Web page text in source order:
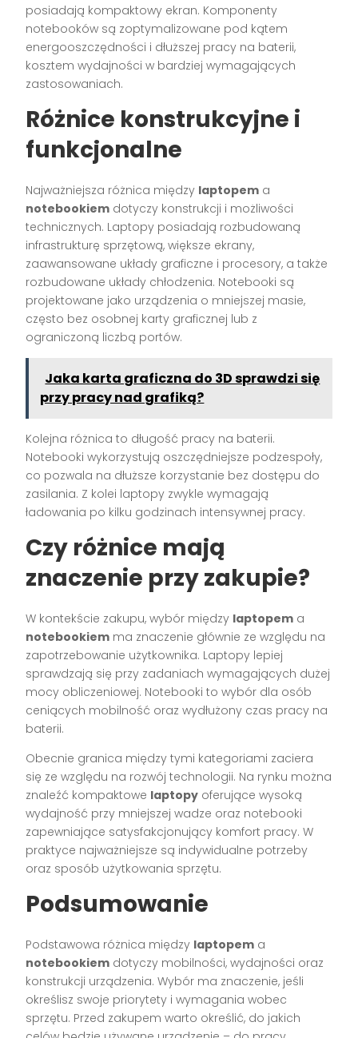
posiadają kompaktowy ekran. Komponenty
notebooków są zoptymalizowane pod kątem
energooszczędności i dłuższej pracy na baterii,
kosztem wydajności w bardziej wymagających
zastosowaniach.
Różnice konstrukcyjne i
funkcjonalne
Najważniejsza różnica między laptopem a
notebookiem dotyczy konstrukcji i możliwości
technicznych. Laptopy posiadają rozbudowaną
infrastrukturę sprzętową, większe ekrany,
zaawansowane układy graficzne i procesory, a także
rozbudowane układy chłodzenia. Notebooki są
projektowane jako urządzenia o mniejszej masie,
często bez osobnej karty graficznej lub z
ograniczoną liczbą portów.
Jaka karta graficzna do 3D sprawdzi się
przy pracy nad grafiką?
Kolejna różnica to długość pracy na baterii.
Notebooki wykorzystują oszczędniejsze podzespoły,
co pozwala na dłuższe korzystanie bez dostępu do
zasilania. Z kolei laptopy zwykle wymagają
ładowania po kilku godzinach intensywnej pracy.
Czy różnice mają
znaczenie przy zakupie?
W kontekście zakupu, wybór między laptopem a
notebookiem ma znaczenie głównie ze względu na
zapotrzebowanie użytkownika. Laptopy lepiej
sprawdzają się przy zadaniach wymagających dużej
mocy obliczeniowej. Notebooki to wybór dla osób
ceniących mobilność oraz wydłużony czas pracy na
baterii.
Obecnie granica między tymi kategoriami zaciera
się ze względu na rozwój technologii. Na rynku można
znaleźć kompaktowe laptopy oferujące wysoką
wydajność przy mniejszej wadze oraz notebooki
zapewniające satysfakcjonujący komfort pracy. W
praktyce najważniejsze są indywidualne potrzeby
oraz sposób użytkowania sprzętu.
Podsumowanie
Podstawowa różnica między laptopem a
notebookiem dotyczy mobilności, wydajności oraz
konstrukcji urządzenia. Wybór ma znaczenie, jeśli
określisz swoje priorytety i wymagania wobec
sprzętu. Przed zakupem warto określić, do jakich